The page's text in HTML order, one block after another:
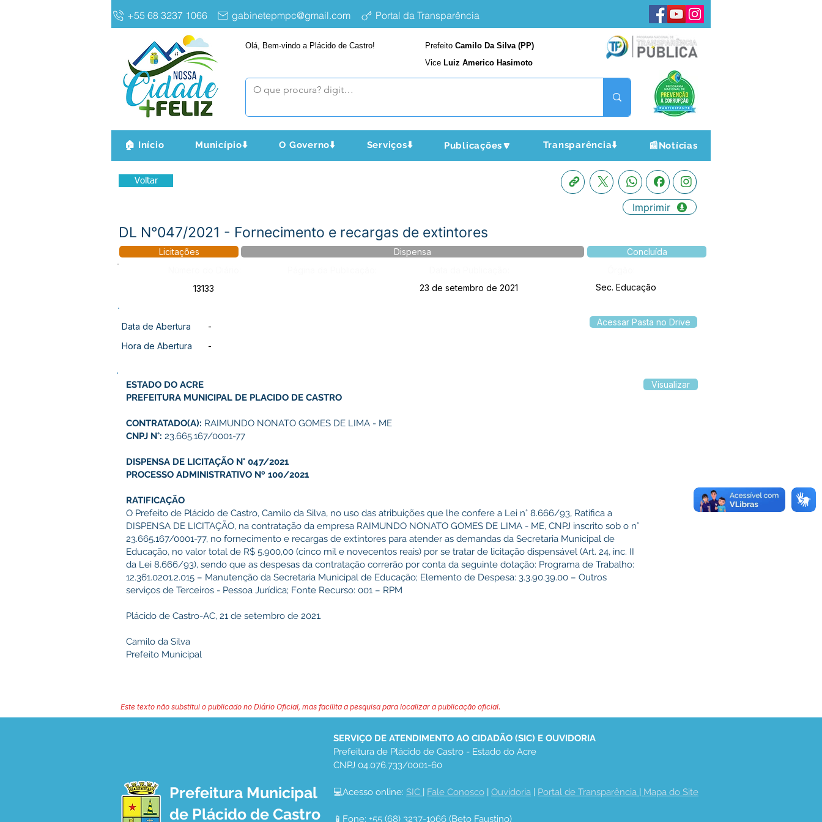
+55 68 3237 1066 gabinetepmpc@gmail.com Portal da Transparência
Olá, Bem-vindo a Plácido de Castro! Prefeito Camilo Da Silva (PP)
Vice Luiz Americo Hasimoto
🏠 Início Município⬇️ O Governo⬇️ Serviços⬇️ Publicações🔽 Transparência⬇️ 📰Notícias
Voltar
Imprimir
DL N°047/2021 - Fornecimento e recargas de extintores
Licitações Dispensa
Concluída
13133
23 de setembro de 2021 Sec. Educação
Data de Abertura
-
Hora de Abertura
-
Acessar Pasta no Drive
ESTADO DO ACRE
PREFEITURA MUNICIPAL DE PLACIDO DE CASTRO
CONTRATADO(A): RAIMUNDO NONATO GOMES DE LIMA - ME
CNPJ N°: 23.665.167/0001-77
DISPENSA DE LICITAÇÃO N° 047/2021
PROCESSO ADMINISTRATIVO Nº 100/2021
RATIFICAÇÃO
O Prefeito de Plácido de Castro, Camilo da Silva, no uso das atribuições que lhe confere a Lei n° 8.666/93, Ratifica a
DISPENSA DE LICITAÇÃO, na contratação da empresa RAIMUNDO NONATO GOMES DE LIMA - ME, CNPJ inscrito sob o n°
23.665.167/0001-77, no fornecimento e recargas de extintores para atender as demandas da Secretaria Municipal de
Educação, no valor total de R$ 5.900,00 (cinco mil e novecentos reais) por se tratar de licitação dispensável (Art. 24, inc. II
da Lei 8.666/93), sendo que as despesas da contratação correrão por conta da seguinte dotação: Programa de Trabalho:
12.361.0201.2.015 – Manutenção da Secretaria Municipal de Educação; Elemento de Despesa: 3.3.90.39.00 – Outros
serviços de Terceiros - Pessoa Jurídica; Fonte Recurso: 001 – RPM
Plácido de Castro-AC, 21 de setembro de 2021.
Camilo da Silva
Prefeito Municipal
Visualizar
Este texto não substitui o publicado no Diário Oficial, mas facilita a pesquisa para localizar a publicação oficial.
Prefeitura Municipal
de Plácido de Castro
SERVIÇO DE ATENDIMENTO AO CIDADÃO (SIC) E OUVIDORIA
Prefeitura de Plácido de Castro - Estado do Acre
CNPJ 04.076.733/0001-60
💻Acesso online: SIC | Fale Conosco | Ouvidoria | Portal de Transparência | Mapa do Site
📱Fone: +55 (68) 3237-1066 (Beto Faustino)